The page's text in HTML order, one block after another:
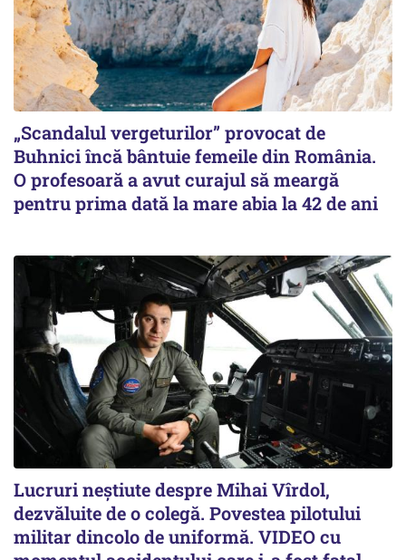
„Scandalul vergeturilor” provocat de
Buhnici încă bântuie femeile din România.
O profesoară a avut curajul să meargă
pentru prima dată la mare abia la 42 de ani
Lucruri neștiute despre Mihai Vîrdol,
dezvăluite de o colegă. Povestea pilotului
militar dincolo de uniformă. VIDEO cu